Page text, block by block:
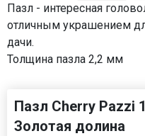
Пазл - интересная
отличным украшением
дачи.
Толщина пазла 2,2 мм
Пазл Cherry Pazzi
Золотая долина